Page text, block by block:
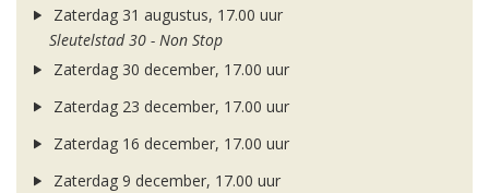
Zaterdag 31 augustus, 17.00 uur
Sleutelstad 30 - Non Stop
Zaterdag 30 december, 17.00 uur
Zaterdag 23 december, 17.00 uur
Zaterdag 16 december, 17.00 uur
Zaterdag 9 december, 17.00 uur